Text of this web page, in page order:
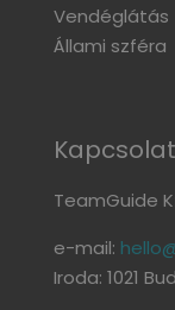
Vendéglátás
Állami szféra
Kapcsolat
TeamGuide
e-mail:
Iroda: 1021